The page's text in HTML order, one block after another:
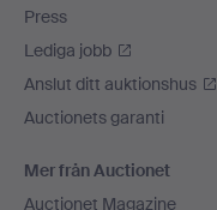
Press
Lediga jobb
Anslut ditt auktionshus
Auctionets garanti
Mer från Auctionet
Auctionet Magazine